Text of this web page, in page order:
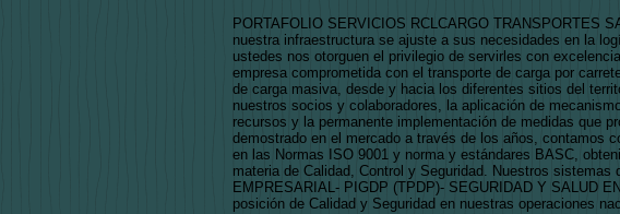
PORTAFOLIO SERVICIOS RCLCARGO TRANSPORTES
nuestra infraestructura se ajuste a sus necesidades en la
ustedes nos otorguen el privilegio de servirles con
empresa comprometida con el transporte de carga por
de carga masiva, desde y hacia los diferentes sitios del
nuestros socios y colaboradores, la aplicación de
recursos y la permanente implementación de medidas que
demostrado en el mercado a través de los años, contamos
en las Normas ISO 9001 y norma y estándares BASC,
materia de Calidad, Control y Seguridad. Nuestros
EMPRESARIAL- PIGDP (TPDP)- SEGURIDAD Y SALUD
posición de Calidad y Seguridad en nuestras operaciones